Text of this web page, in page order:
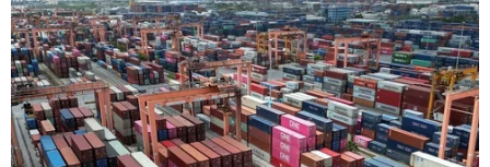
Thanh tra đất ở Đồng Tâm: Đất sân bay
Miếu Môn là đất quốc phòng
25/07/2017 06:27
Thanh tra Hà Nội đã ra thông báo Kết luận thanh tra
toàn diện về việc quản lý, sử dụng và quá trình xử lý từ